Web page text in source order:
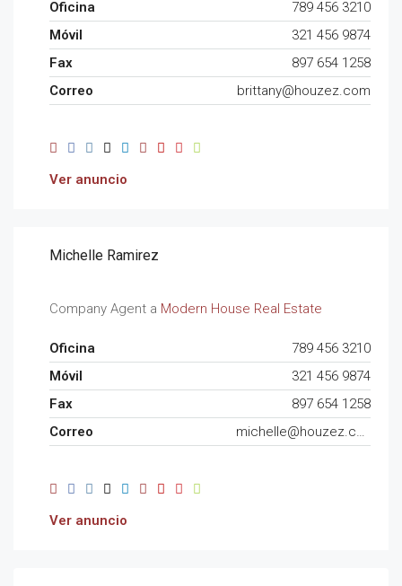
Oficina
789 456 3210
Móvil
321 456 9874
Fax
897 654 1258
Correo
brittany@houzez.com
Ver anuncio
Michelle Ramirez
Company Agent a Modern House Real Estate
Oficina
789 456 3210
Móvil
321 456 9874
Fax
897 654 1258
Correo
michelle@houzez.com
Ver anuncio